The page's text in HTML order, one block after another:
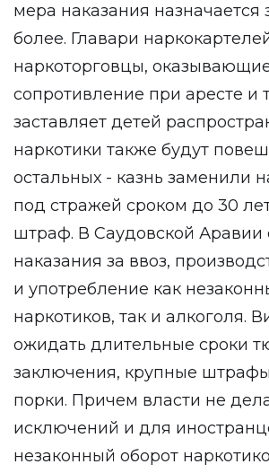
мера наказания назначается
более. Главари
наркоторговцы,
сопротивление при аресте и
заставляет детей
наркотики также будут
остальных - казнь заменили
под стражей сроком до 30
штраф. В Саудовской Аравии
наказания за ввоз,
и употребление как
наркотиков, так и алкоголя.
ожидать длительные сроки
заключения, крупные
порки. Причем власти не
исключений и для
незаконный оборот